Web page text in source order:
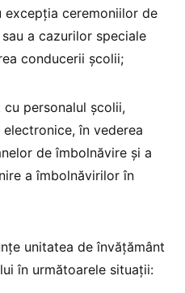
excepţia ceremoniilor de
a cazurilor speciale
conducerii şcolii;
personalul şcolii,
în vederea
de îmbolnăvire şi a
a îmbolnăvirilor în
unitatea de învăţământ
în următoarele situaţii: